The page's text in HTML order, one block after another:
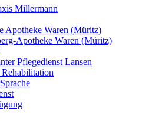
Millermann
Apotheke Waren (Müritz)
Apotheke Waren (Müritz)
Pflegedienst Lansen